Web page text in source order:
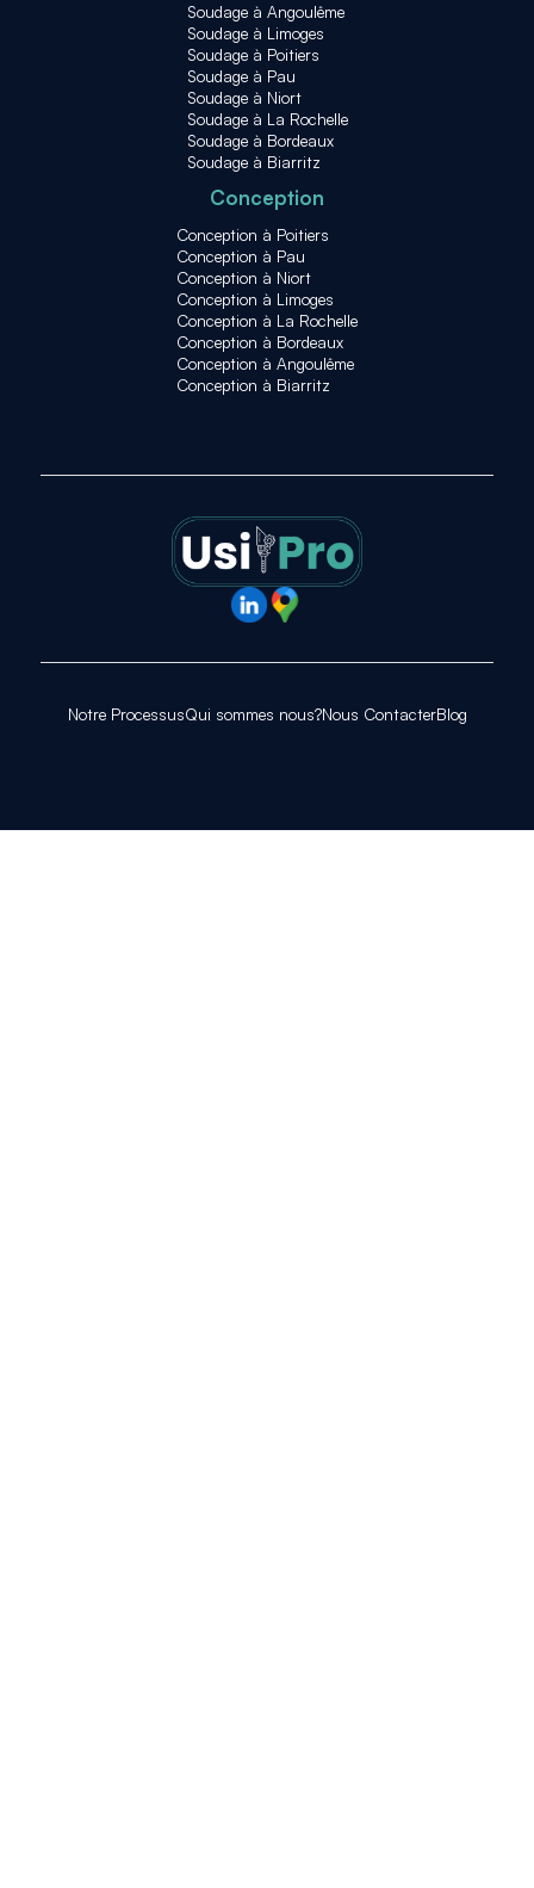
Soudage à Angoulême
Soudage à Limoges
Soudage à Poitiers
Soudage à Pau
Soudage à Niort
Soudage à La Rochelle
Soudage à Bordeaux
Soudage à Biarritz
Conception
Conception à Poitiers
Conception à Pau
Conception à Niort
Conception à Limoges
Conception à La Rochelle
Conception à Bordeaux
Conception à Angoulême
Conception à Biarritz
Notre ProcessusQui sommes nous?Nous ContacterBlog